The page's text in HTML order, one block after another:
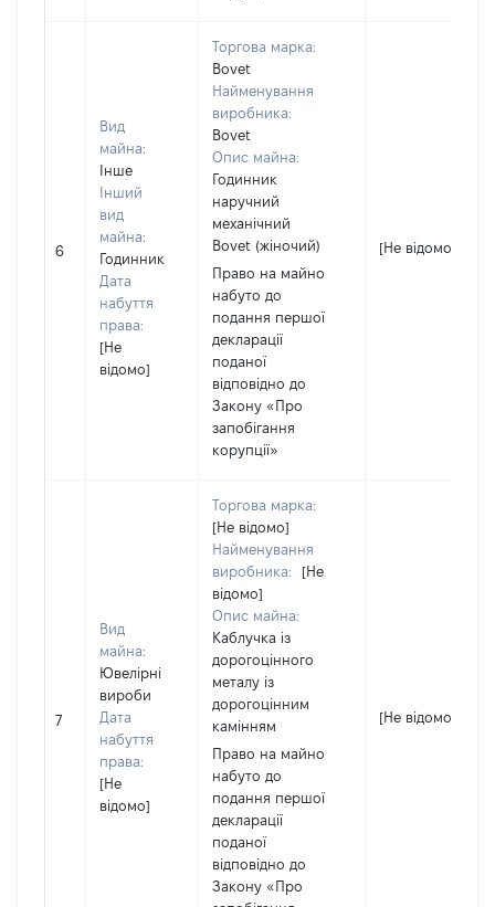
6
Вид
майна:
Інше
Інший
вид
майна:
Годинник
Дата
набуття
права:
[Не
відомо]
Торгова марка:
Bovet
Найменування
виробника:
Bovet
Опис майна:
Годинник
наручний
механічний
Bovet (жіночий)
Право на майно
набуто до
подання першої
декларації
поданої
відповідно до
Закону «Про
запобігання
корупції»
[Не відомо]
7
Вид
майна:
Ювелірні
вироби
Дата
набуття
права:
[Не
відомо]
Торгова марка:
[Не відомо]
Найменування
виробника:
[Не
відомо]
Опис майна:
Каблучка із
дорогоцінного
металу із
дорогоцінним
камінням
Право на майно
набуто до
подання першої
декларації
поданої
відповідно до
Закону «Про
[Не відомо]